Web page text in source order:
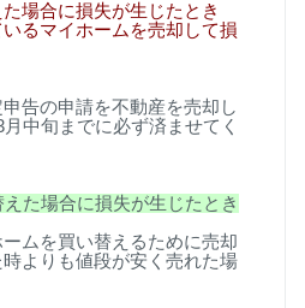
場合に損失が生じたとき
いるマイホームを売却して損
告の申請を不動産を売却し
月中旬までに必ず済ませてく
た場合に損失が生じたとき
ムを買い替えるために売却
よりも値段が安く売れた場